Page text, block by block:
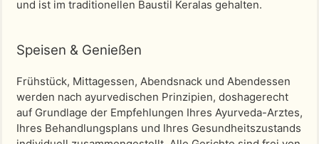
und ist im traditionellen Baustil Keralas gehalten.
Speisen & Genießen
Frühstück, Mittagessen, Abendsnack und Abendessen
werden nach ayurvedischen Prinzipien, doshagerecht
auf Grundlage der Empfehlungen Ihres Ayurveda-Arztes,
Ihres Behandlungsplans und Ihres Gesundheitszustands